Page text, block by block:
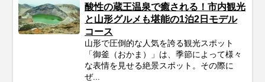
酸性の蔵王温泉で癒される！市内観光
と山形グルメも堪能の1泊2日モデル
コース
山形で圧倒的な人気を誇る観光スポット
「御釜（おかま）」は、季節によって様々
な表情を見せる絶景スポット。その際に
ぜ...